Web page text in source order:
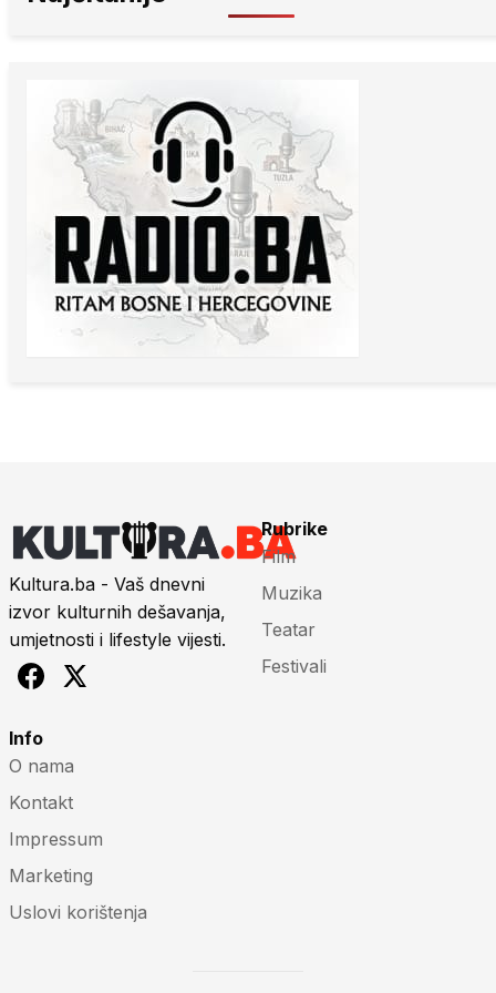
Kultura.ba - Vaš dnevni
izvor kulturnih dešavanja,
umjetnosti i lifestyle vijesti.
Rubrike
Film
Muzika
Teatar
Festivali
Info
O nama
Kontakt
Impressum
Marketing
Uslovi korištenja